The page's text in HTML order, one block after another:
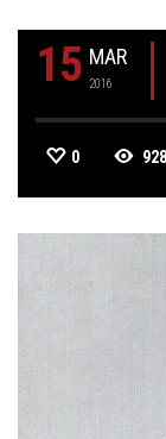
15 MAR
2016
0 928